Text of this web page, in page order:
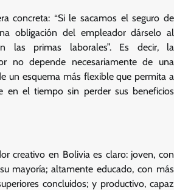
concreta: “Si le sacamos el seguro de
obligación del empleador dárselo al
las primas laborales”. Es decir, la
no depende necesariamente de una
un esquema más flexible que permita a
en el tiempo sin perder sus beneficios
creativo en Bolivia es claro: joven, con
mayoría; altamente educado, con más
concluidos; y productivo, capaz